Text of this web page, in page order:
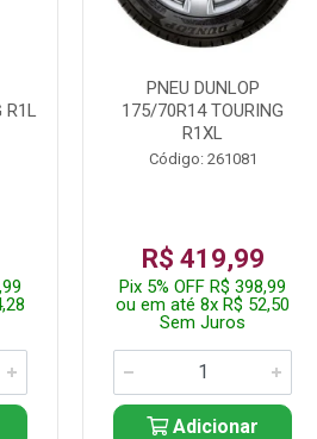
R1L
PNEU DUNLOP
175/70R14 TOURING
R1XL
Código: 261081
R$ 419,99
Pix 5% OFF R$ 398,99
ou em até 8x R$ 52,50
Sem Juros
Adicionar